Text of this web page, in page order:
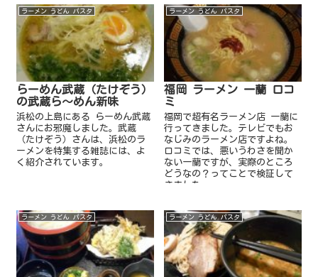
ラーメン うどん パスタ
らーめん武蔵（たけぞう）
の武蔵ら～めん新味
浜松の上島にある らーめん武蔵
さんにお邪魔しました。武蔵
（たけぞう）さんは、浜松のラ
ーメンを特集する雑誌には、よ
く紹介されています。
ラーメン うどん パスタ
福岡 ラーメン 一蘭 口コ
ミ
福岡で超有名ラーメン店 一蘭に
行ってきました。テレビでもお
なじみのラーメン店ですよね。
口コミでは、悪いうわさを聞か
ない一蘭ですが、実際のところ
どうなの？ってことで検証して
きました。
ラーメン うどん パスタ ラーメン うどん パスタ